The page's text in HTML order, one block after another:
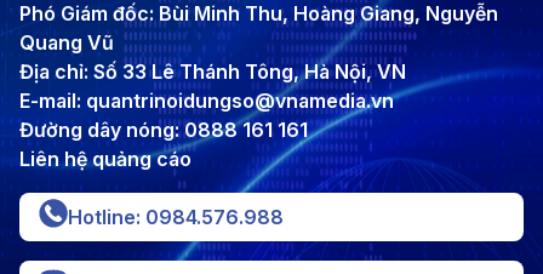
Phó Giám đốc: Bùi Minh Thu, Hoàng Giang, Nguyễn
Quang Vũ
Địa chỉ: Số 33 Lê Thánh Tông, Hà Nội, VN
E-mail: quantrinoidungso@vnamedia.vn
Đường dây nóng: 0888 161 161
Liên hệ quảng cáo
Hotline: 0984.576.988